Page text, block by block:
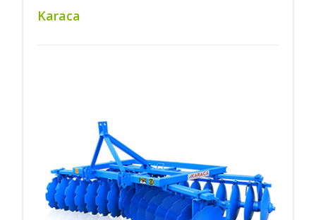
Karaca